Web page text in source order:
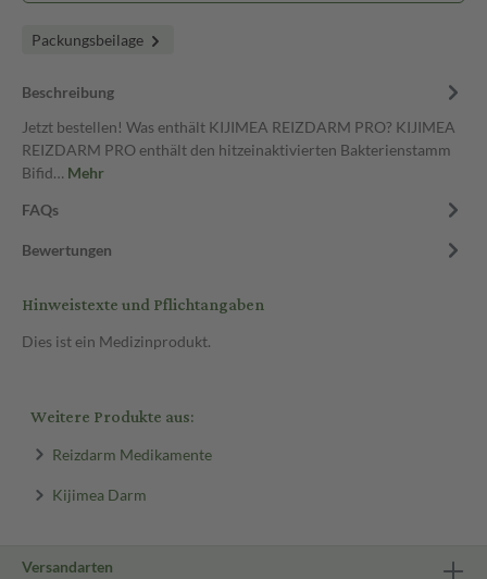
Packungsbeilage
Beschreibung
Jetzt bestellen! Was enthält KIJIMEA REIZDARM PRO? KIJIMEA
REIZDARM PRO enthält den hitzeinaktivierten Bakterienstamm
Bifid… Mehr
FAQs
Bewertungen
Hinweistexte und Pflichtangaben
Dies ist ein Medizinprodukt.
Weitere Produkte aus:
Reizdarm Medikamente
Kijimea Darm
Versandarten